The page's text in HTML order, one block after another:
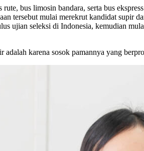
bus limosin bandara, serta bus
tersebut mulai merekrut kandidat supir
ujian seleksi di Indonesia, kemudian
karena sosok pamannya yang